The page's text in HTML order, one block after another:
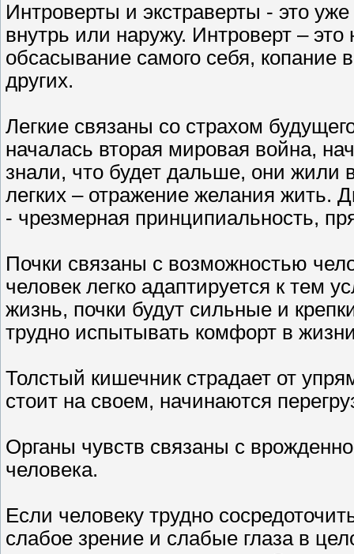
Интроверты и экстраверты - это
внутрь или наружу. Интроверт –
обсасывание самого себя, копание
других.
Легкие связаны со страхом
началась вторая мировая война,
знали, что будет дальше, они жили
легких – отражение желания
- чрезмерная принципиальность,
Почки связаны с возможностью
человек легко адаптируется к тем
жизнь, почки будут сильные и
трудно испытывать комфорт в
Толстый кишечник страдает от
стоит на своем, начинаются
Органы чувств связаны с
человека.
Если человеку трудно
слабое зрение и слабые глаза в